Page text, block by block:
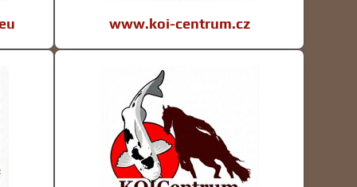
www.koi-centrum.cz